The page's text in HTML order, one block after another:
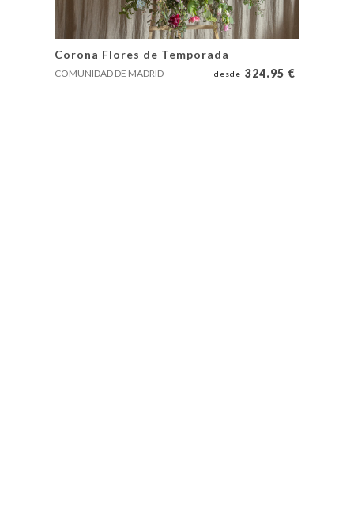
Corona Flores de Temporada
COMUNIDAD DE MADRID desde 324.95 €